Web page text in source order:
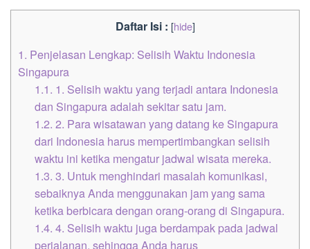
Daftar Isi : [hide]
1. Penjelasan Lengkap: Selisih Waktu Indonesia
Singapura
1.1. 1. Selisih waktu yang terjadi antara Indonesia
dan Singapura adalah sekitar satu jam.
1.2. 2. Para wisatawan yang datang ke Singapura
dari Indonesia harus mempertimbangkan selisih
waktu ini ketika mengatur jadwal wisata mereka.
1.3. 3. Untuk menghindari masalah komunikasi,
sebaiknya Anda menggunakan jam yang sama
ketika berbicara dengan orang-orang di Singapura.
1.4. 4. Selisih waktu juga berdampak pada jadwal
perjalanan, sehingga Anda harus